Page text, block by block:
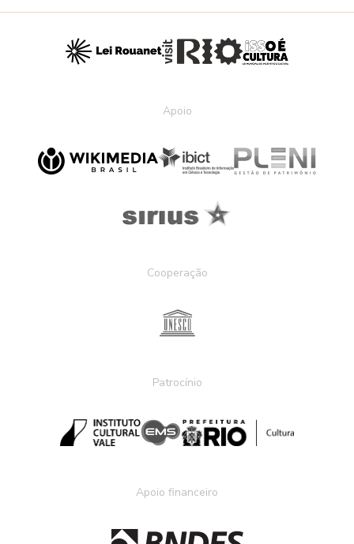
Apoio
Cooperação
Patrocínio
Apoio financeiro